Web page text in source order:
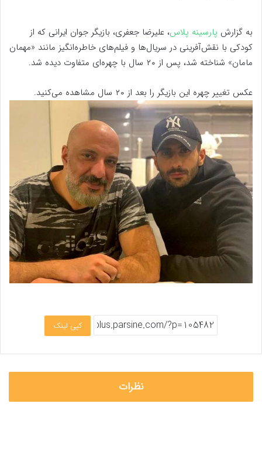
به گزارش پارسینه پلاس، علیرضا جعفری، بازیگر جوان ایرانی که از
کودکی با نقش‌آفرینی در سریال‌ها و فیلم‌های خاطره‌انگیز مانند «مهمان
مامان» شناخته شد، پس از ۲۰ سال با چهره‌ای متفاوت دیده شد.
عکس تغییر چهره این بازیگر را بعد از ۲۰ سال مشاهده می‌کنید.
کپی لینک
نظرات